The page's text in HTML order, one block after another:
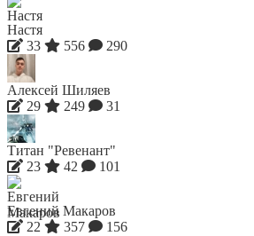
Настя
33
556 290
Алексей Шиляев
29
249 31
Титан "Ревенант"
23
42 101
Евгений Макаров
22
357
156